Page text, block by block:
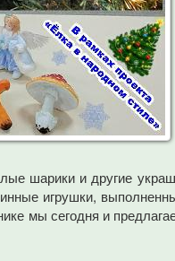
шарики и другие
игрушки,
мы сегодня и